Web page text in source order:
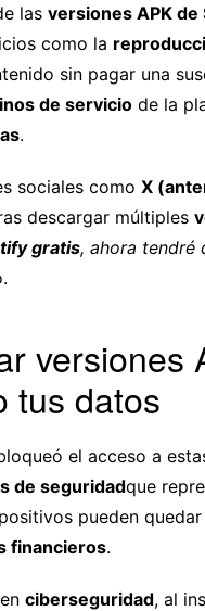
las versiones APK de
como la
sin pagar una
de servicio de la
.
sociales como X
descargar múltiples
gratis, ahora tendré
versiones
tus datos
el acceso a
de seguridadque
pueden
financieros.
ciberseguridad, al